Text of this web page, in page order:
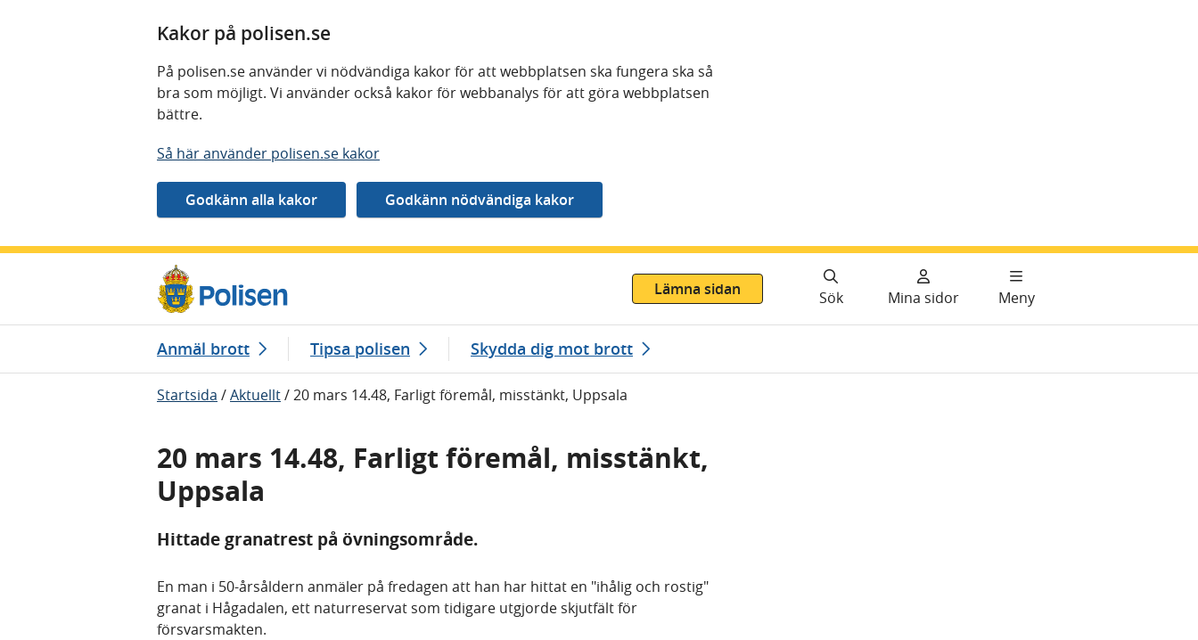
Kakor på polisen.se
På polisen.se använder vi nödvändiga kakor för att webbplatsen ska fungera ska så
bra som möjligt. Vi använder också kakor för webbanalys för att göra webbplatsen
bättre.
Så här använder polisen.se kakor
Lämna sidan
Sök Mina sidor Meny
Anmäl brott Tipsa polisen Skydda dig mot brott
Startsida /Aktuellt/20 mars 14.48, Farligt föremål, misstänkt, Uppsala
20 mars 14.48, Farligt föremål, misstänkt,
Uppsala
Hittade granatrest på övningsområde.
En man i 50-årsåldern anmäler på fredagen att han har hittat en "ihålig och rostig"
granat i Hågadalen, ett naturreservat som tidigare utgjorde skjutfält för
försvarsmakten.